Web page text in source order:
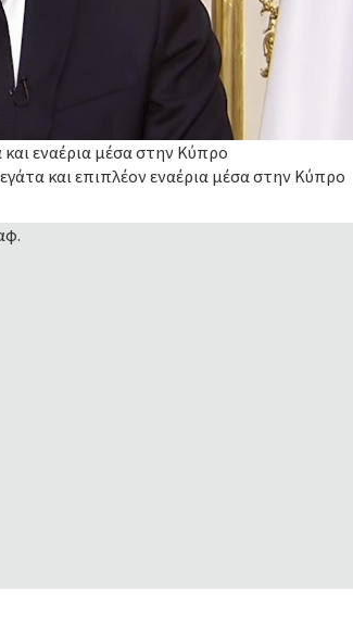
εναέρια μέσα στην Κύπρο
και επιπλέον εναέρια μέσα στην Κύπρο